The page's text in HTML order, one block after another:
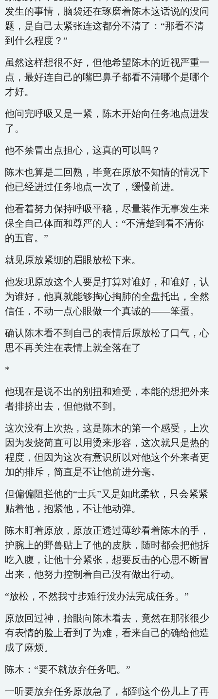
发生的事情，脑袋还在琢磨着陈木这话说的没问
题，是自己太紧张连这都分不清了：“那看不清
到什么程度？”
虽然这样想很不好，但他希望陈木的近视严重一
点，最好连自己的嘴巴鼻子都看不清哪个是哪个
才好。
他问完呼吸又是一紧，陈木开始向任务地点进发
了。
他不禁冒出点担心，这真的可以吗？
陈木也算是二回熟，毕竟在原放不知情的情况下
他已经进过任务地点一次了，缓慢前进。
他看着努力保持呼吸平稳，尽量装作无事发生来
保全自己体面和尊严的人：“不清楚到看不清你
的五官。”
就见原放紧绷的眉眼放松下来。
他发现原放这个人要是打算对谁好，和谁好，认
为谁好，他真就能够掏心掏肺的全盘托出，全然
信任，不动一点心眼做一个真诚的——笨蛋。
确认陈木看不到自己的表情后原放松了口气，心
思不再关注在表情上就全落在了
*
他现在是说不出的别扭和难受，本能的想把外来
者排挤出去，但他做不到。
这次没有上次热，这是陈木的第一个感受，上次
因为发烧简直可以用烫来形容，这次就只是热的
程度，但因为这次有意识所以对他这个外来者更
加的排斥，简直是不让他前进分毫。
但偏偏阻拦他的“士兵”又是如此柔软，只会紧紧
贴着他，抱紧他，不让他动弹。
陈木盯着原放，原放正透过薄纱看着陈木的手，
护腕上的野兽贴上了他的皮肤，随时都会把他拆
吃入腹，让他十分紧张，想要反击的心思不断冒
出来，他努力控制着自己没有做出行动。
“放松，不然我寸步难行没办法完成任务。”
原放回过神，抬眼向陈木看去，竟然在那张很少
有表情的脸上看到了为难，看来自己的确给他造
成了麻烦。
陈木：“要不就放弃任务吧。”
一听要放弃任务原放急了，都到这个份儿上了再